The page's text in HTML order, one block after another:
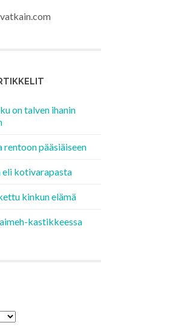
on talven ihanin
pääsiäiseen
eli kotivarapasta
kinkun elämä
kastikkeessa